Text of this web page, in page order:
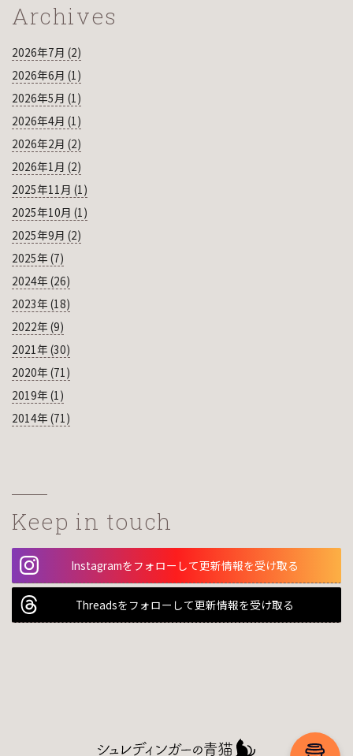
Archives
2026年7月 (2)
2026年6月 (1)
2026年5月 (1)
2026年4月 (1)
2026年2月 (2)
2026年1月 (2)
2025年11月 (1)
2025年10月 (1)
2025年9月 (2)
2025年 (7)
2024年 (26)
2023年 (18)
2022年 (9)
2021年 (30)
2020年 (71)
2019年 (1)
2014年 (71)
Keep in touch
Instagramをフォローして更新情報を受け取る
Threadsをフォローして更新情報を受け取る